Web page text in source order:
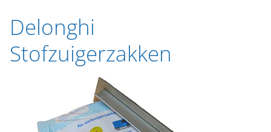
Delonghi
Stofzuigerzakken